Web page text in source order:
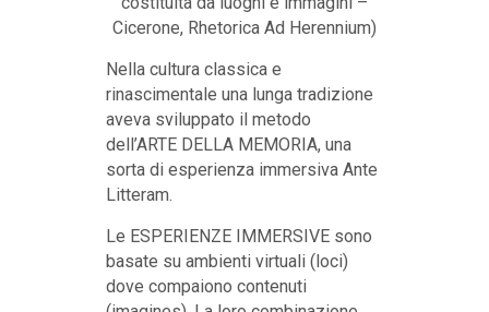
Cicerone, Rhetorica Ad Herennium)
Nella cultura classica e
rinascimentale una lunga tradizione
aveva sviluppato il metodo
dell’ARTE DELLA MEMORIA, una
sorta di esperienza immersiva Ante
Litteram.
Le ESPERIENZE IMMERSIVE sono
basate su ambienti virtuali (loci)
dove compaiono contenuti